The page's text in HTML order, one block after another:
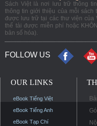
Sách Việt là nơi lưu trữ thông
thông tin giới thiệu của mỗi sách
được lưu trữ tại các thư viện của
thể tải được miễn phí hoặc
bản số hóa).
FOLLOW US
OUR LINKS
eBook Tiếng Việt
eBook Tiếng Anh
eBook Tạp Chí